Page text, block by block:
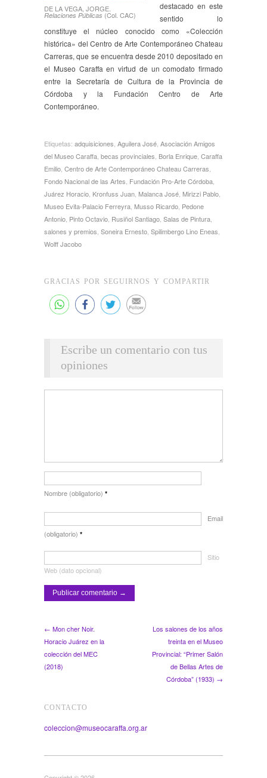
DE LA VEGA, JORGE.
Relaciones Públicas (Col. CAC)
destacado en este
sentido lo
constituye el núcleo conocido como «Colección
histórica» del Centro de Arte Contemporáneo Chateau
Carreras, que se encuentra desde 2010 depositado en
el Museo Caraffa en virtud de un comodato firmado
entre la Secretaría de Cultura de la Provincia de
Córdoba y la Fundación Centro de Arte
Contemporáneo.
Etiquetas: adquisiciones Aguilera José Asociación Amigos
del Museo Caraffa becas provinciales Borla Enrique Caraffa
Emilio Centro de Arte Contemporáneo Chateau Carreras
Fondo Nacional de las Artes Fundación Pro-Arte Córdoba
Juárez Horacio Kronfuss Juan Malanca José Mirizzi Pablo
Museo Evita-Palacio Ferreyra Musso Ricardo Pedone
Antonio Pinto Octavio Rusiñol Santiago Salas de Pintura
salones y premios Soneira Ernesto Spilimbergo Lino Eneas
Wolff Jacobo
GRACIAS POR SEGUIRNOS Y COMPARTIR
Escribe un comentario con tus
opiniones
Nombre (obligatorio) *
Email
(obligatorio) *
Sitio
Web (dato opcional)
← Mon cher Noir.
Horacio Juárez en la
colección del MEC
(2018)
Los salones de los años
treinta en el Museo
Provincial: “Primer Salón
de Bellas Artes de
Córdoba” (1933) →
CONTACTO
coleccion@museocaraffa.org.ar